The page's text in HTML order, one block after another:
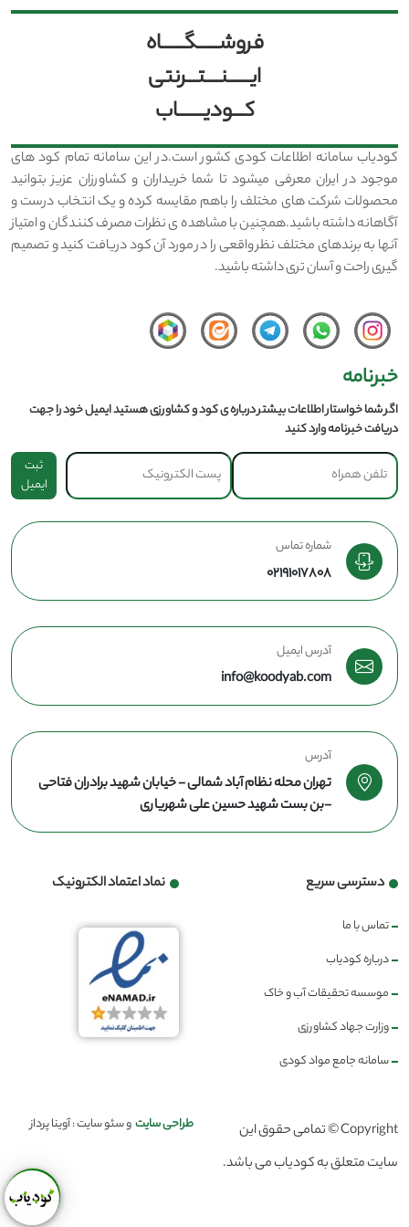
فروشــــــگــــــاه
ایــــــنــــتـــرنتی
کـــودیـــــــاب
کودیاب سامانه اطلاعات کودی کشور است.در این سامانه تمام کود های
موجود در ایران معرفی میشود تا شما خریداران و کشاورزان عزیز بتوانید
محصولات شرکت های مختلف را باهم مقایسه کرده و یک انتخاب درست و
آگاهانه داشته باشید.همچنین با مشاهده ی نظرات مصرف کنندگان و امتیاز
آنها به برندهای مختلف نظر واقعی را در مورد آن کود دریافت کنید و تصمیم
گیری راحت و آسان تری داشته باشید.
خبرنامه
اگر شما خواستار اطلاعات بیشتر درباره ی کود و کشاورزی هستید ایمیل خود را جهت
دریافت خبرنامه وارد کنید
ثبت
ایمیل
شماره تماس
02191017808
آدرس ایمیل
info@koodyab.com
آدرس
تهران محله نظام آباد شمالی - خیابان شهید برادران فتاحی
-بن بست شهید حسین علی شهریاری
دسترسی سریع
تماس با ما
درباره کودیاب
موسسه تحقیقات آب و خاک
وزارت جهاد کشاورزی
سامانه جامع مواد کودی
نماد اعتماد الکترونیک
Copyright © تمامی حقوق این
سایت متعلق به کودیاب می باشد.
طراحی سایتو سئو سایت : آوینا پرداز